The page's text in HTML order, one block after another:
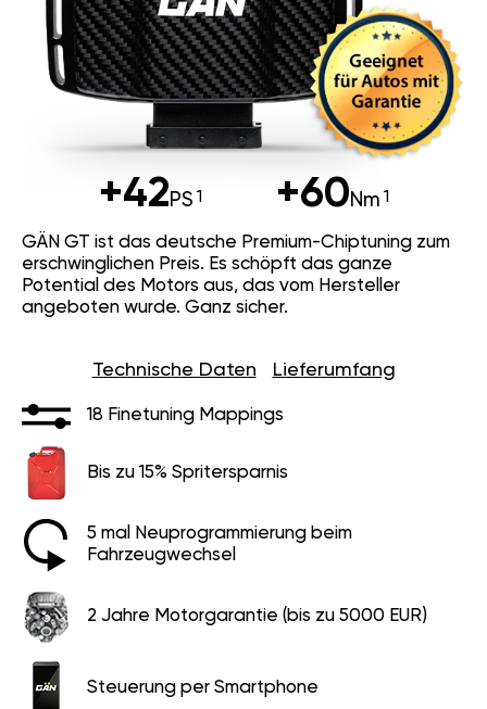
+42PS +60Nm
GÄN GT ist das deutsche Premium-Chiptuning zum
erschwinglichen Preis. Es schöpft das ganze
Potential des Motors aus, das vom Hersteller
angeboten wurde. Ganz sicher.
Technische Daten Lieferumfang
18 Finetuning Mappings
Bis zu 15% Spritersparnis
5 mal Neuprogrammierung beim
Fahrzeugwechsel
2 Jahre Motorgarantie (bis zu 5000 EUR)
Steuerung per Smartphone